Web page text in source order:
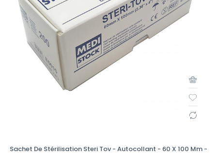
Sachet De Stérilisation Steri Tov - Autocollant - 60 X 100 Mm -